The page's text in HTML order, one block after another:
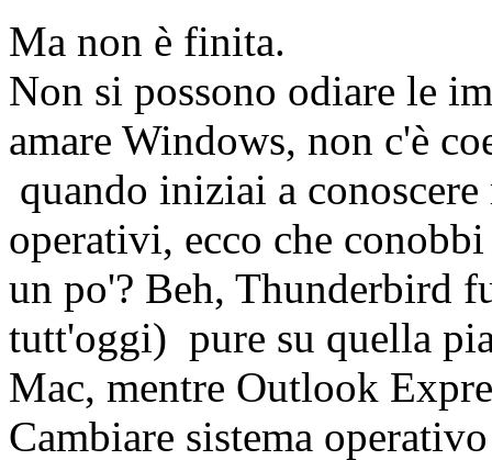
Ma non è finita.
Non si possono odiare le
amare Windows, non c'è
quando iniziai a
operativi, ecco che
un po'? Beh, Thunderbird
tutt'oggi) pure su quella
Mac, mentre Outlook
Cambiare sistema